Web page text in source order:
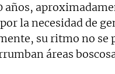
años,
la necesidad de
su ritmo no se
áreas